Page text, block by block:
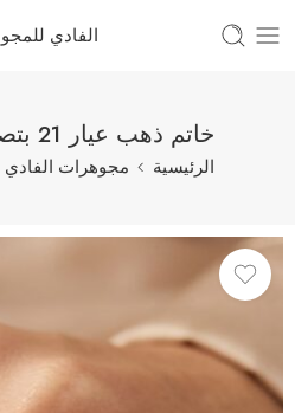
الفادي
خاتم ذهب عيار 21 بتصميم أنيق ومميز
الرئيسية مجوهرات الفادي